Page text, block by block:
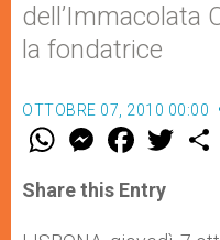
dell’Immacolata
la fondatrice
OTTOBRE 07, 2010 00:00
W
t
s
M
e
s
e
F
a
e
b
w
Share this Entry